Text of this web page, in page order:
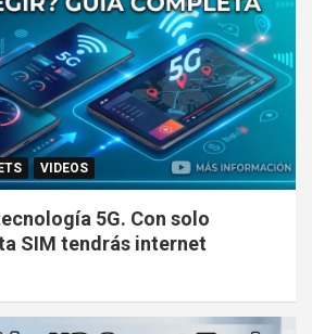
VIDEOS
5G. Con solo
SIM tendrás internet